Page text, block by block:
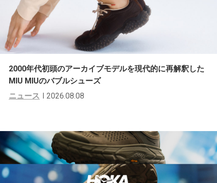
2000年代初頭のアーカイブモデルを現代的に再解釈した
MIU MIUのバブルシューズ
ニュース
2026.08.08